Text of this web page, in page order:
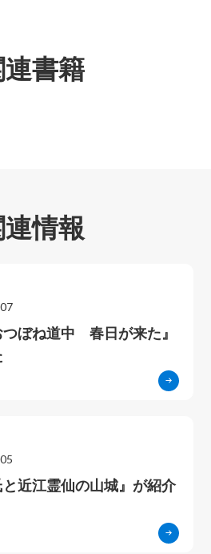
連書籍
連情報
つぼね道中 春日が来た』
と近江霊仙の山城』が紹介